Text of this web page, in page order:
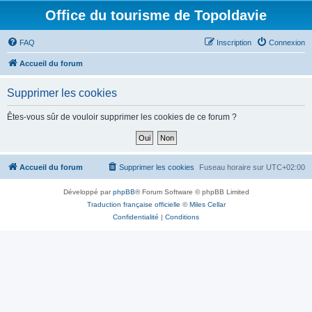
Office du tourisme de Topoldavie
FAQ Connexion
Inscription
Accueil du forum
Supprimer les cookies
Êtes-vous sûr de vouloir supprimer les cookies de ce forum ?
Accueil du forum Fuseau horaire sur UTC+02:00
Supprimer les cookies
Développé parphpBB® Forum Software © phpBB Limited
Traduction française officielle ©Miles Cellar
Confidentialité | Conditions